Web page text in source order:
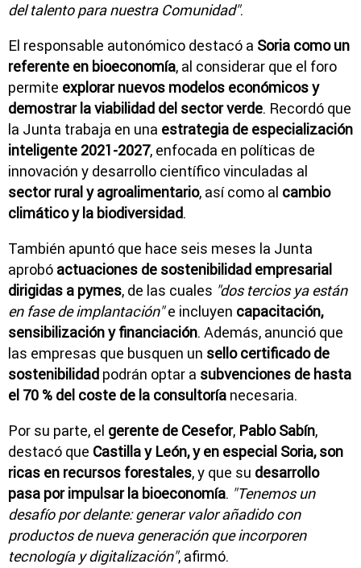
del talento para nuestra Comunidad".
El responsable autonómico destacó a Soria como un
referente en bioeconomía, al considerar que el foro
permite explorar nuevos modelos económicos y
demostrar la viabilidad del sector verde. Recordó que
la Junta trabaja en una estrategia de especialización
inteligente 2021-2027, enfocada en políticas de
innovación y desarrollo científico vinculadas al
sector rural y agroalimentario, así como al cambio
climático y la biodiversidad.
También apuntó que hace seis meses la Junta
aprobó actuaciones de sostenibilidad empresarial
dirigidas a pymes, de las cuales "dos tercios ya están
en fase de implantación"e incluyen capacitación,
sensibilización y financiación. Además, anunció que
las empresas que busquen un sello certificado de
sostenibilidad podrán optar a subvenciones de hasta
el 70 % del coste de la consultoría necesaria.
Por su parte, el gerente de Cesefor, Pablo Sabín,
destacó que Castilla y León, y en especial Soria, son
ricas en recursos forestales, y que su desarrollo
pasa por impulsar la bioeconomía. "Tenemos un
desafío por delante: generar valor añadido con
productos de nueva generación que incorporen
tecnología y digitalización", afirmó.